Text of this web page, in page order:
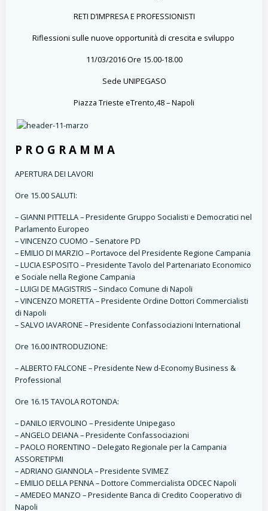
RETI D’IMPRESA E PROFESSIONISTI
Riflessioni sulle nuove opportunità di crescita e sviluppo
11/03/2016 Ore 15.00-18.00
Sede UNIPEGASO
Piazza Trieste eTrento,48 –Napoli
P R O G R A M M A
APERTURA DEI LAVORI
Ore 15.00 SALUTI:
– GIANNI PITTELLA – Presidente Gruppo Socialisti e Democratici nel
Parlamento Europeo
– VINCENZO CUOMO – Senatore PD
– EMILIO DI MARZIO – Portavoce del Presidente Regione Campania
– LUCIA ESPOSITO – Presidente Tavolo del Partenariato Economico
e Sociale nella Regione Campania
– LUIGI DE MAGISTRIS – Sindaco Comune di Napoli
– VINCENZO MORETTA – Presidente Ordine Dottori Commercialisti
di Napoli
– SALVO IAVARONE – Presidente Confassociazioni International
Ore 16.00 INTRODUZIONE:
– ALBERTO FALCONE – Presidente New d-Economy Business &
Professional
Ore 16.15 TAVOLA ROTONDA:
– DANILO IERVOLINO – Presidente Unipegaso
– ANGELO DEIANA – Presidente Confassociazioni
– PAOLO FIORENTINO – Delegato Regionale per la Campania
ASSORETIPMI
– ADRIANO GIANNOLA – Presidente SVIMEZ
– EMILIO DELLA PENNA – Dottore Commercialista ODCEC Napoli
– AMEDEO MANZO – Presidente Banca di Credito Cooperativo di
Napoli